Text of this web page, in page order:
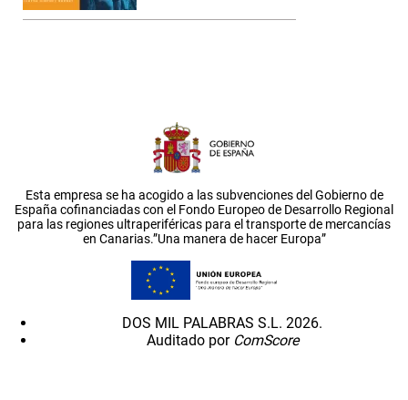
Esta empresa se ha acogido a las subvenciones del Gobierno de
España cofinanciadas con el Fondo Europeo de Desarrollo Regional
para las regiones ultraperiféricas para el transporte de mercancías
en Canarias.”Una manera de hacer Europa”
DOS MIL PALABRAS S.L. 2026.
Auditado por ComScore